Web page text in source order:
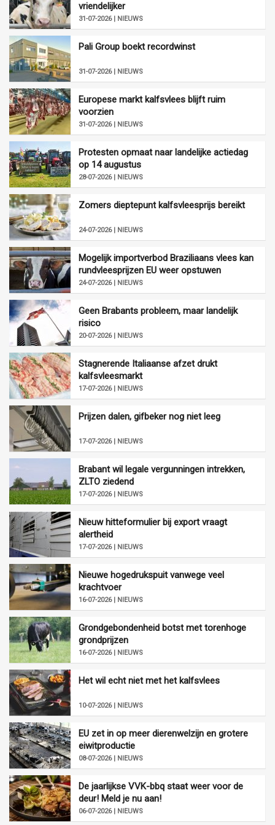
vriendelijker
31-07-2026 | NIEUWS
Pali Group boekt recordwinst
31-07-2026 | NIEUWS
Europese markt kalfsvlees blijft ruim
voorzien
31-07-2026 | NIEUWS
Protesten opmaat naar landelijke actiedag
op 14 augustus
28-07-2026 | NIEUWS
Zomers dieptepunt kalfsvleesprijs bereikt
24-07-2026 | NIEUWS
Mogelijk importverbod Braziliaans vlees kan
rundvleesprijzen EU weer opstuwen
24-07-2026 | NIEUWS
Geen Brabants probleem, maar landelijk
risico
20-07-2026 | NIEUWS
Stagnerende Italiaanse afzet drukt
kalfsvleesmarkt
17-07-2026 | NIEUWS
Prijzen dalen, gifbeker nog niet leeg
17-07-2026 | NIEUWS
Brabant wil legale vergunningen intrekken,
ZLTO ziedend
17-07-2026 | NIEUWS
Nieuw hitteformulier bij export vraagt
alertheid
17-07-2026 | NIEUWS
Nieuwe hogedrukspuit vanwege veel
krachtvoer
16-07-2026 | NIEUWS
Grondgebondenheid botst met torenhoge
grondprijzen
16-07-2026 | NIEUWS
Het wil echt niet met het kalfsvlees
10-07-2026 | NIEUWS
EU zet in op meer dierenwelzijn en grotere
eiwitproductie
08-07-2026 | NIEUWS
De jaarlijkse VVK-bbq staat weer voor de
deur! Meld je nu aan!
06-07-2026 | NIEUWS